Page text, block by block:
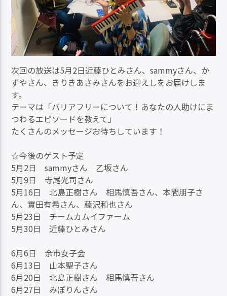
次回の放送は5月2日近藤ひとみさん、sammyさん、か
ずやさん、きりきあさみさんをお迎えしをお届けしま
す。
テーマは「バリアフリーについて！あなたの人助けにま
つわるエピソードを教えて」
たくさんのメッセージお待ちしています！
☆今後のゲスト予定
5月2日 sammyさん 乙坂さん
5月9日 寺尾光司さん
5月16日 北島正樹さん 相馬慎吾さん、本間朋子さ
ん、實田有希さん、藤沢和也さん
5月23日 チームカムイファーム
5月30日 近藤ひとみさん
6月6日 余市女子会
6月13日 山本聖子さん
6月20日 北島正樹さん 相馬慎吾さん
6月27日 みぽりんさん